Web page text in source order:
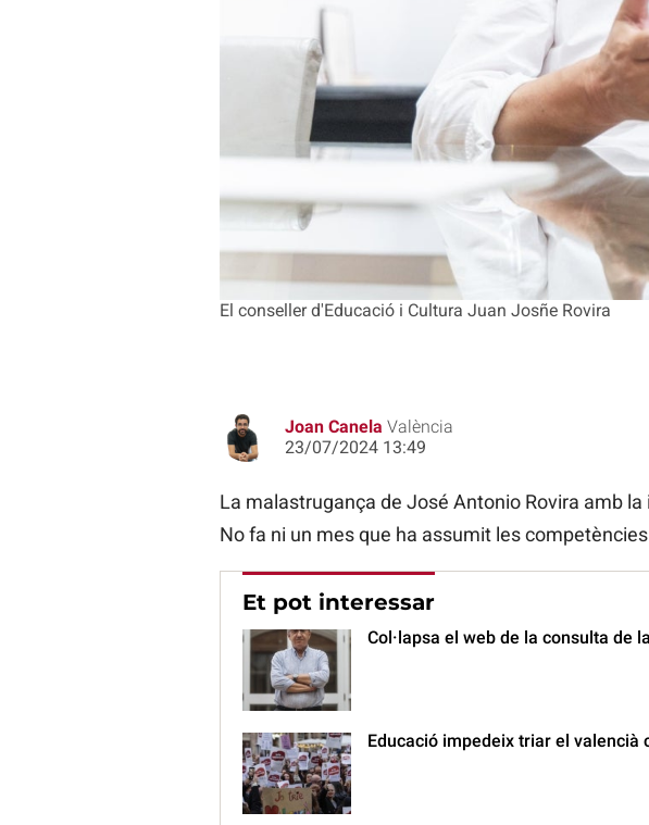
El conseller d'Educació i Cultura Juan Josñe Rovira
Joan Canela València
23/07/2024 13:49
La malastrugança de José Antonio Rovira amb
No fa ni un mes que ha assumit les
Et pot interessar
Col·lapsa el web de la consulta de
Educació impedeix triar el